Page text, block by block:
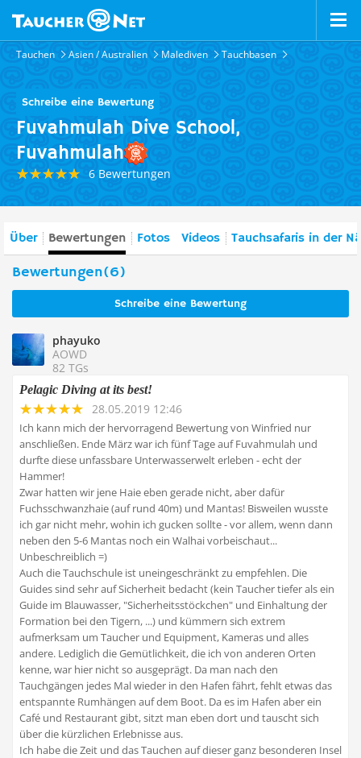
Tauchen Asien / Australien Malediven Tauchbasen
Schreibe eine Bewertung
Fuvahmulah Dive School,
Fuvahmulah
6 Bewertungen
Über Bewertungen Fotos Videos Tauchsafaris in der
Bewertungen(6)
Schreibe eine Bewertung
phayuko
AOWD
82 TGs
Pelagic Diving at its best!
28.05.2019 12:46
Ich kann mich der hervorragend Bewertung von Winfried nur
anschließen. Ende März war ich fünf Tage auf Fuvahmulah und
durfte diese unfassbare Unterwasserwelt erleben - echt der
Hammer!
Zwar hatten wir jene Haie eben gerade nicht, aber dafür
Fuchsschwanzhaie (auf rund 40m) und Mantas! Bisweilen wusste
ich gar nicht mehr, wohin ich gucken sollte - vor allem, wenn dann
neben den 5-6 Mantas noch ein Walhai vorbeischaut...
Unbeschreiblich =)
Auch die Tauchschule ist uneingeschränkt zu empfehlen. Die
Guides sind sehr auf Sicherheit bedacht (kein Taucher tiefer als ein
Guide im Blauwasser, "Sicherheitsstöckchen" und Einhaltung der
Formation bei den Tigern, ...) und kümmern sich extrem
aufmerksam um Taucher und Equipment, Kameras und alles
andere. Lediglich die Gemütlichkeit, die ich von anderen Orten
kenne, war hier nicht so ausgeprägt. Da man nach den
Tauchgängen jedes Mal wieder in den Hafen fährt, fehlt etwas das
entspannte Rumhängen auf dem Boot. Da es im Hafen aber ein
Café und Restaurant gibt, sitzt man eben dort und tauscht sich
über die kürzlichen Erlebnisse aus.
Ich habe die Zeit und das Tauchen auf dieser ganz besonderen Insel